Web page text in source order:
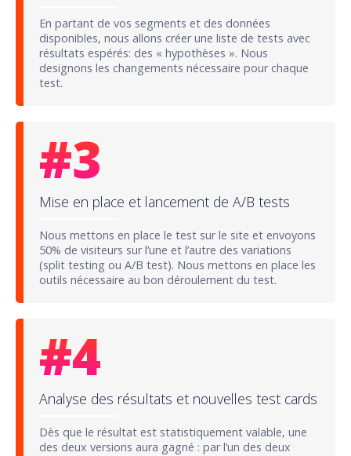
En partant de vos segments et des données
disponibles, nous allons créer une liste de tests avec
résultats espérés: des « hypothèses ». Nous
designons les changements nécessaire pour chaque
test.
#3
Mise en place et lancement de A/B tests
Nous mettons en place le test sur le site et envoyons
50% de visiteurs sur l’une et l’autre des variations
(split testing ou A/B test). Nous mettons en place les
outils nécessaire au bon déroulement du test.
#4
Analyse des résultats et nouvelles test cards
Dès que le résultat est statistiquement valable, une
des deux versions aura gagné : par l’un des deux